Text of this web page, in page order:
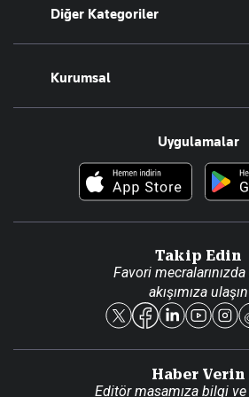
Tüm Yazarlar
Diğer Kategoriler
Magazin
Teknoloji
Resmî Ilanlar
Foto Haber
Kurumsal
Hakkımızda
Künye
Reklam Ver
Uygulamalar
Takip Edin
Favori
akışımıza ulaşın
Haber Verin
Editör masamıza bilgi